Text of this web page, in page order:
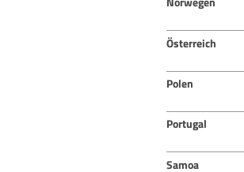
Österreich
Polen
Portugal
Samoa